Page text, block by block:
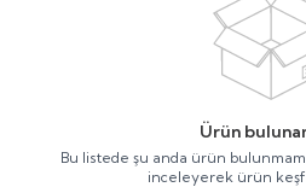
Ürün
Bu listede şu anda ürün
inceleyerek ürün